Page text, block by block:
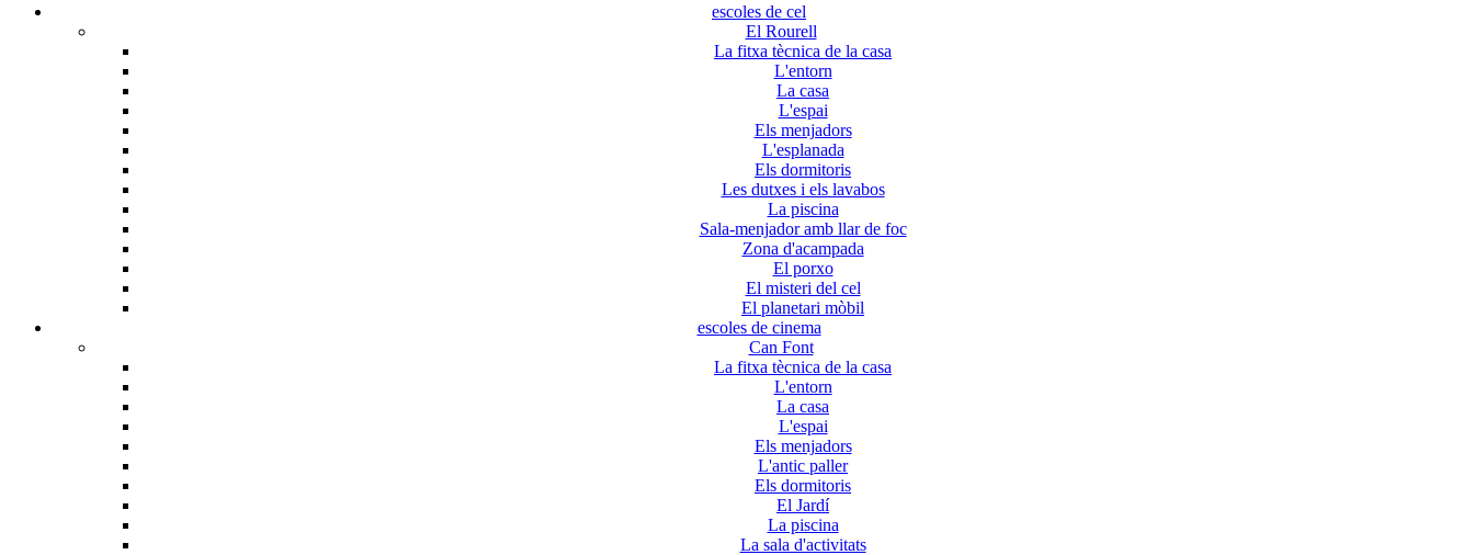
escoles de cel
El Rourell
La fitxa tècnica de la casa
L'entorn
La casa
L'espai
Els menjadors
L'esplanada
Els dormitoris
Les dutxes i els lavabos
La piscina
Sala-menjador amb llar de foc
Zona d'acampada
El porxo
El misteri del cel
El planetari mòbil
escoles de cinema
Can Font
La fitxa tècnica de la casa
L'entorn
La casa
L'espai
Els menjadors
L'antic paller
Els dormitoris
El Jardí
La piscina
La sala d'activitats